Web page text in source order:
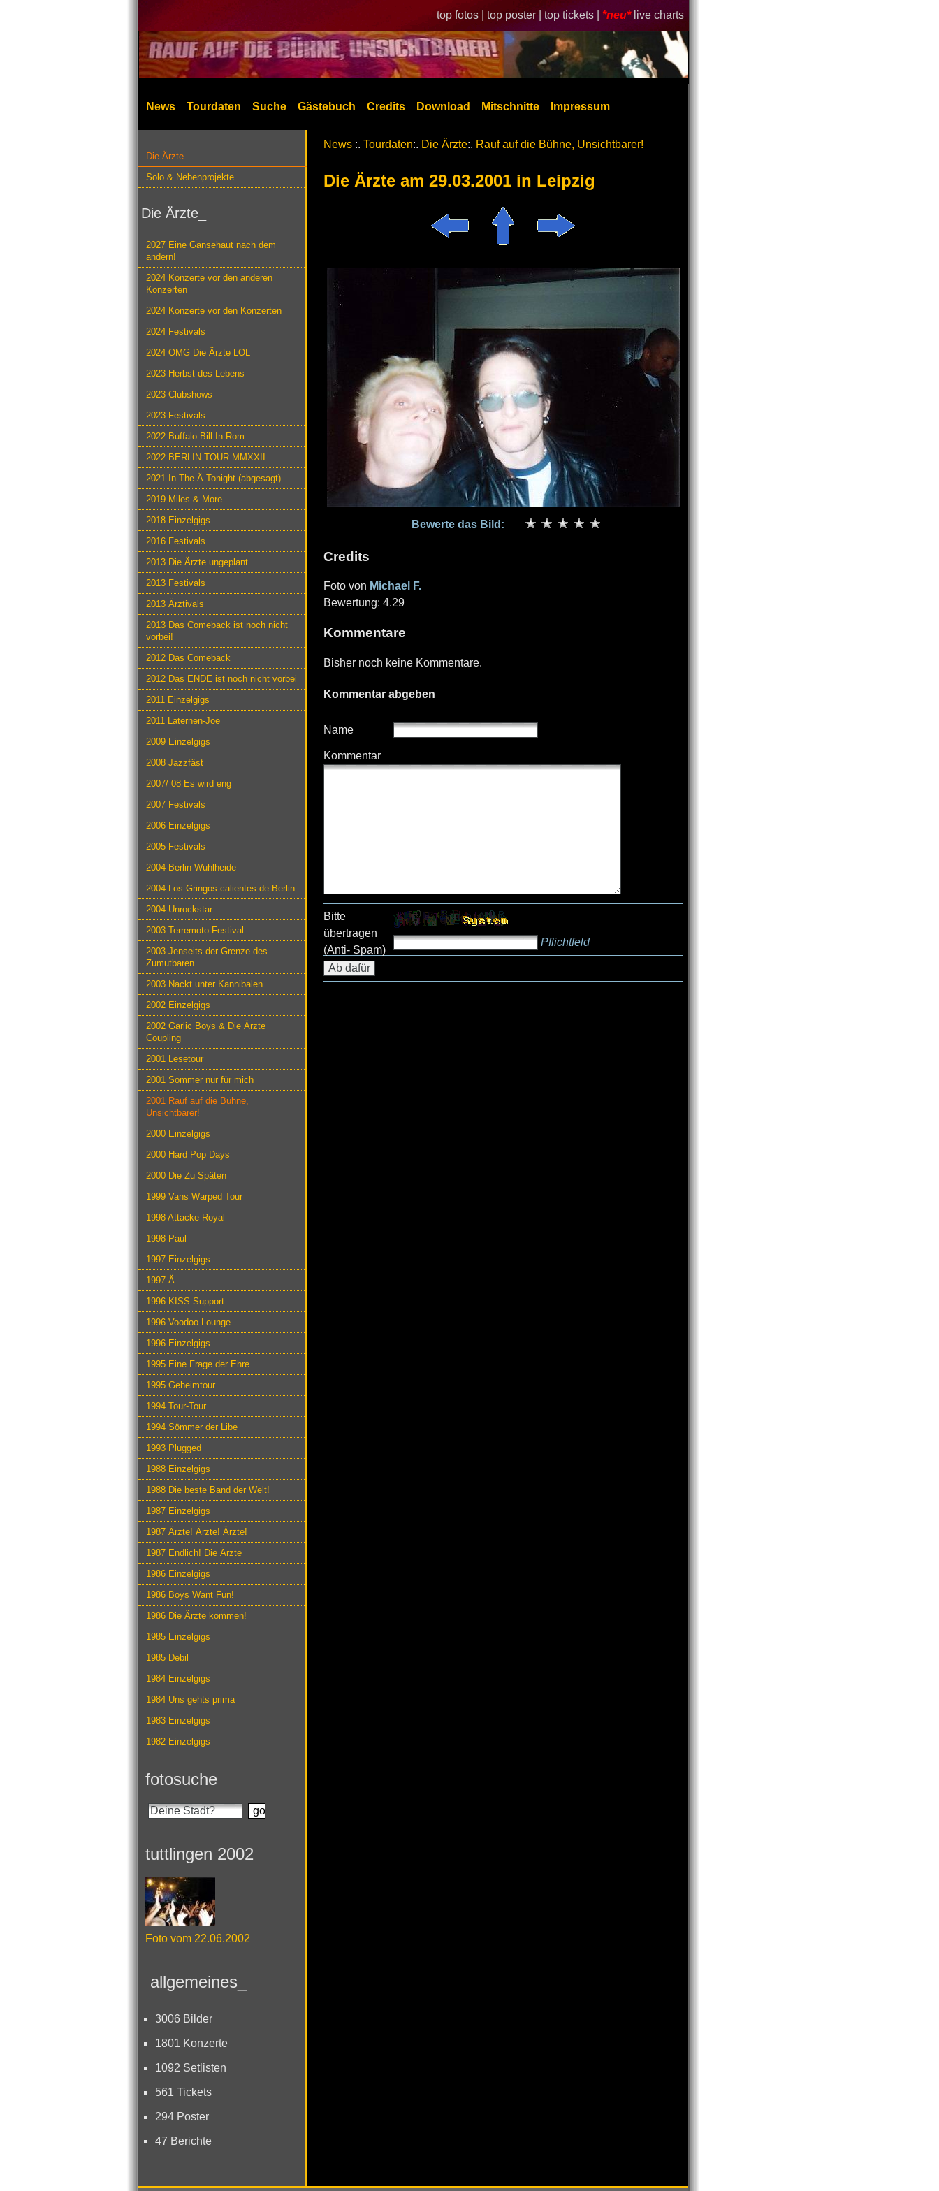
top fotos | top poster | top tickets | *neu* live charts
News Tourdaten Suche Gästebuch Credits Download Mitschnitte Impressum
Die Ärzte
Solo & Nebenprojekte
Die Ärzte_
2027 Eine Gänsehaut nach dem
andern!
2024 Konzerte vor den anderen
Konzerten
2024 Konzerte vor den Konzerten
2024 Festivals
2024 OMG Die Ärzte LOL
2023 Herbst des Lebens
2023 Clubshows
2023 Festivals
2022 Buffalo Bill In Rom
2022 BERLIN TOUR MMXXII
2021 In The Ä Tonight (abgesagt)
2019 Miles & More
2018 Einzelgigs
2016 Festivals
2013 Die Ärzte ungeplant
2013 Festivals
2013 Ärztivals
2013 Das Comeback ist noch nicht
vorbei!
2012 Das Comeback
2012 Das ENDE ist noch nicht vorbei
2011 Einzelgigs
2011 Laternen-Joe
2009 Einzelgigs
2008 Jazzfäst
2007/ 08 Es wird eng
2007 Festivals
2006 Einzelgigs
2005 Festivals
2004 Berlin Wuhlheide
2004 Los Gringos calientes de Berlin
2004 Unrockstar
2003 Terremoto Festival
2003 Jenseits der Grenze des
Zumutbaren
2003 Nackt unter Kannibalen
2002 Einzelgigs
2002 Garlic Boys & Die Ärzte
Coupling
2001 Lesetour
2001 Sommer nur für mich
2001 Rauf auf die Bühne,
Unsichtbarer!
2000 Einzelgigs
2000 Hard Pop Days
2000 Die Zu Späten
1999 Vans Warped Tour
1998 Attacke Royal
1998 Paul
1997 Einzelgigs
1997 Ä
1996 KISS Support
1996 Voodoo Lounge
1996 Einzelgigs
1995 Eine Frage der Ehre
1995 Geheimtour
1994 Tour-Tour
1994 Sömmer der Libe
1993 Plugged
1988 Einzelgigs
1988 Die beste Band der Welt!
1987 Einzelgigs
1987 Ärzte! Ärzte! Ärzte!
1987 Endlich! Die Ärzte
1986 Einzelgigs
1986 Boys Want Fun!
1986 Die Ärzte kommen!
1985 Einzelgigs
1985 Debil
1984 Einzelgigs
1984 Uns gehts prima
1983 Einzelgigs
1982 Einzelgigs
fotosuche
tuttlingen 2002
Foto vom 22.06.2002
allgemeines_
3006 Bilder
1801 Konzerte
1092 Setlisten
561 Tickets
294 Poster
47 Berichte
News :. Tourdaten:. Die Ärzte:. Rauf auf die Bühne, Unsichtbarer!
Die Ärzte am 29.03.2001 in Leipzig
Bewerte das Bild:
Credits
Foto von Michael F.
Bewertung: 4.29
Kommentare
Bisher noch keine Kommentare.
Kommentar abgeben
Name
Kommentar
Bitte
übertragen
(Anti- Spam)
Pflichtfeld